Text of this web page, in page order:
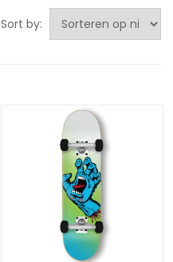
Sort by: